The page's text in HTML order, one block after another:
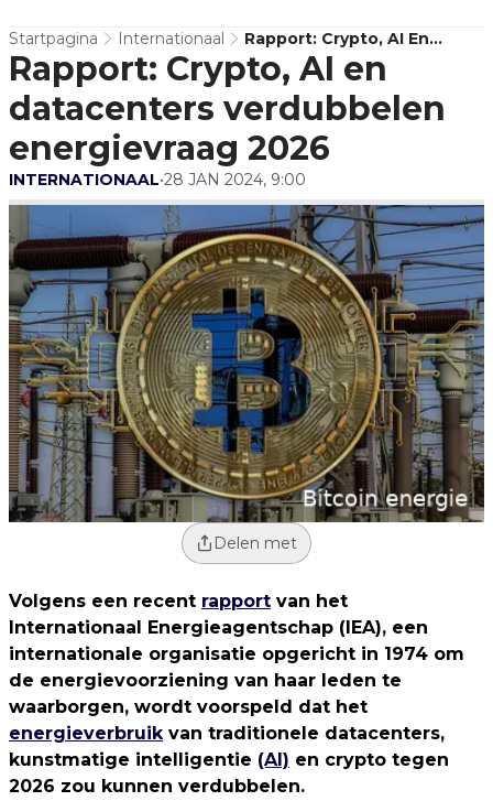
Startpagina Internationaal
Rapport: Crypto, AI En
Datacenters Verdubbelen
Energievraag 2026
Rapport: Crypto, AI en
datacenters verdubbelen
energievraag 2026
INTERNATIONAAL•28 JAN 2024, 9:00
Delen met
Volgens een recent rapport van het
Internationaal Energieagentschap (IEA), een
internationale organisatie opgericht in 1974 om
de energievoorziening van haar leden te
waarborgen, wordt voorspeld dat het
energieverbruikvan traditionele datacenters,
kunstmatige intelligentie (AI) en crypto tegen
2026 zou kunnen verdubbelen.